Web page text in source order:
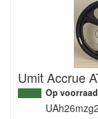
Umit Accrue
Op voorraad